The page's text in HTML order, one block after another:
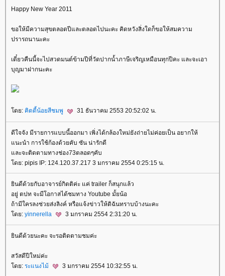
Happy New Year 2011
ขอให้มีความสุขตลอดปีและตลอดไปนะคะ คิดหวังสิ่งใดก็ขอให้สมความ
ปรารถนานะคะ
เดี๋ยวคืนนี้จะไปสวดมนต์ข้ามปีที่วัดปากน้ำภาษีเจริญเหมือนทุกปีคะ และจะเอา
บุญมาฝากนะคะ
ดย: คิตตี้น้อยสีชมพู 31 ธันวาคม 2553 20:52:02 น.
ดีใจจัง มีรายการแบบนี้ออกมา เพิ่งได้กล้องใหม่ยังถ่ายไม่ค่อยเป็น อยากให้
นะนำ การใช้ก้องด้วยคับ ซัน น่ารักดี
ละจะติดตามทางช่อง73ตลอดๆคับ
ดย: pipis IP: 124.120.37.217 3 มกราคม 2554 0:25:15 น.
ินดีด้วยกับอาจารย์กิตติค่ะ แค่ trailer ก็สนุกแล้ว
อยู่ ตปท จะมีโอกาสได้ชมทาง Youtube มั้ยน้อ
ถ้ามีใครลงช่วยส่งลิงค์ หรือแจ้งข่าวให้ดิฉันทราบบ้างนะคะ
ดย: yinnerella 3 มกราคม 2554 2:31:20 น.
ินดีด้วยนะคะ จะรอติดตามชมค่ะ
สวัสดีปีใหม่ค่ะ
ดย: ระแนงไม้ 3 มกราคม 2554 10:32:55 น.